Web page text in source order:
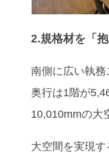
2.規格材を「
南側に広い執
奥行は1階が
10,010mmの大
大空間を実現